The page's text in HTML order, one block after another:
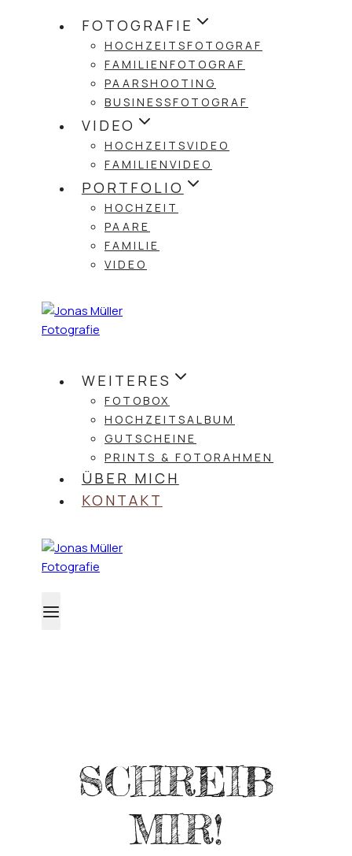
FOTOGRAFIE
HOCHZEITSFOTOGRAF
FAMILIENFOTOGRAF
PAARSHOOTING
BUSINESSFOTOGRAF
VIDEO
HOCHZEITSVIDEO
FAMILIENVIDEO
PORTFOLIO
HOCHZEIT
PAARE
FAMILIE
VIDEO
WEITERES
FOTOBOX
HOCHZEITSALBUM
GUTSCHEINE
PRINTS & FOTORAHMEN
ÜBER MICH
KONTAKT
SCHREIB
MIR!